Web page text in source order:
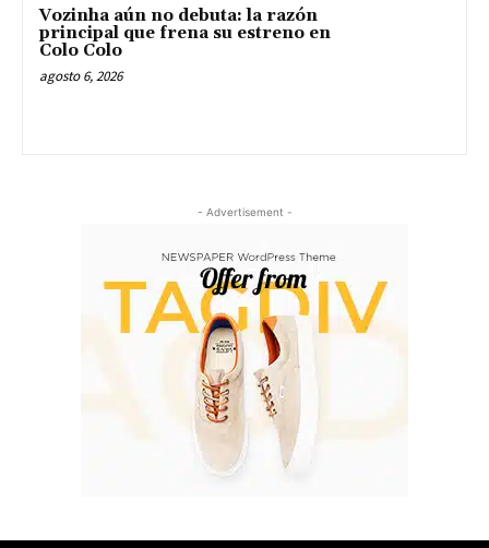
Vozinha aún no debuta: la razón
principal que frena su estreno en
Colo Colo
agosto 6, 2026
- Advertisement -